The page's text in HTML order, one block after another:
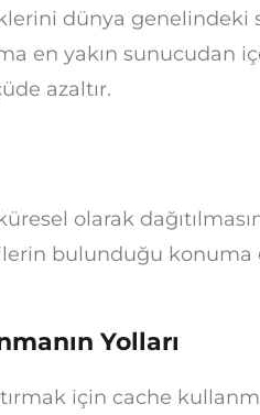
dünya genelindeki
en yakın sunucudan
azaltır.
olarak
bulunduğu konuma
Yolları
için cache